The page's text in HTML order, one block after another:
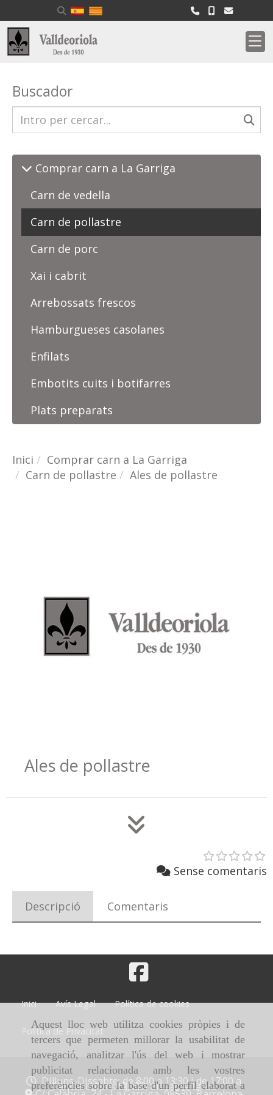
Aquest lloc web utilitza cookies pròpies i de
tercers que permeten millorar la usabilitat de
navegació, analitzar l'ús del web i mostrar
publicitat relacionada amb les vostres
preferències sobre la base d'un perfil elaborat a
Buscador
Comprar carn a La Garriga
Carn de vedella
Carn de pollastre
Carn de porc
Xai i cabrit
Arrebossats frescos
Hamburgueses casolanes
Enfilats
Embotits cuits i botifarres
Plats preparats
Inici
Comprar carn a La Garriga
Carn de pollastre
Ales de pollastre
Ales de pollastre
Sense comentaris
Descripció Comentaris
Inici Avís Legal Política de cookies
Política de Privacitat
Dilluns-Dissabte: de 8:00 a 13:30 i de 17:00 a
20:00
Tancat dilluns tarda i dissabte tarda